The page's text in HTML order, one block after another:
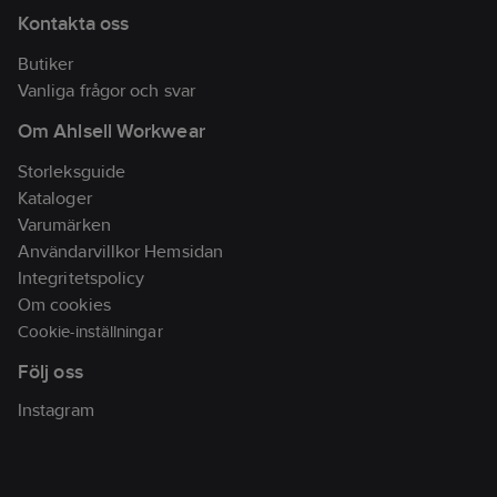
Kontakta oss
Butiker
Vanliga frågor och svar
Om Ahlsell Workwear
Storleksguide
Kataloger
Varumärken
Användarvillkor Hemsidan
Integritetspolicy
Om cookies
Cookie-inställningar
Följ oss
Instagram